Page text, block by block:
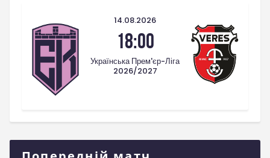
14.08.2026
18:00
Українська Прем'єр-Ліга
2026/2027